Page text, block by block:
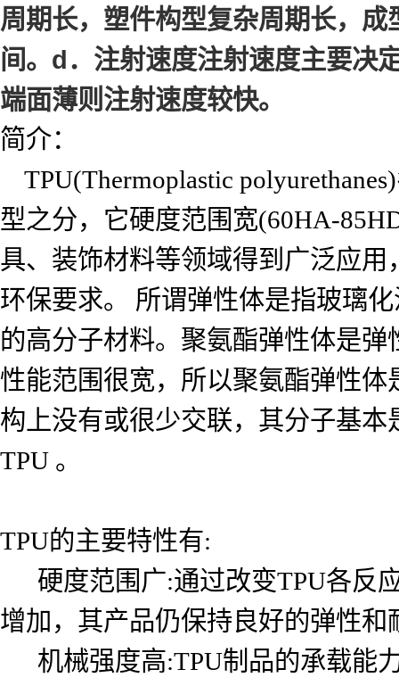
周期长，塑件构型复杂周期长，
间。d．注射速度注射速度主要决
端面薄则注射速度较快。
简介：
TPU(Thermoplastic
型之分，它硬度范围宽(60HA-
具、装饰材料等领域得到广泛应
环保要求。 所谓弹性体是指玻璃
的高分子材料。聚氨酯弹性体是
性能范围很宽，所以聚氨酯弹性
构上没有或很少交联，其分子基
TPU 。
TPU的主要特性有:
硬度范围广:通过改变TPU各反
增加，其产品仍保持良好的弹性和
机械强度高:TPU制品的承载能